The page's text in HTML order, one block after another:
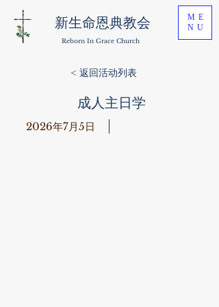
新生命恩典教会
Reborn In Grace Church
ME
NU
< 返回活动列表
成人主日学
2026年7月5日